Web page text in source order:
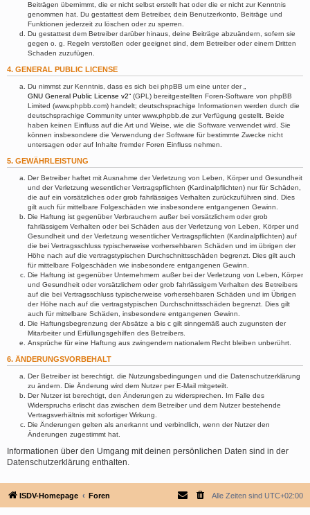
Beiträgen übernimmt, die er nicht selbst erstellt hat oder die er nicht zur Kenntnis
genommen hat. Du gestattest dem Betreiber, dein Benutzerkonto, Beiträge und
Funktionen jederzeit zu löschen oder zu sperren.
Du gestattest dem Betreiber darüber hinaus, deine Beiträge abzuändern, sofern sie
gegen o. g. Regeln verstoßen oder geeignet sind, dem Betreiber oder einem Dritten
Schaden zuzufügen.
4. GENERAL PUBLIC LICENSE
Du nimmst zur Kenntnis, dass es sich bei phpBB um eine unter der „
GNU General Public License v2“ (GPL) bereitgestellten Foren-Software von phpBB
Limited (www.phpbb.com) handelt; deutschsprachige Informationen werden durch die
deutschsprachige Community unter www.phpbb.de zur Verfügung gestellt. Beide
haben keinen Einfluss auf die Art und Weise, wie die Software verwendet wird. Sie
können insbesondere die Verwendung der Software für bestimmte Zwecke nicht
untersagen oder auf Inhalte fremder Foren Einfluss nehmen.
5. GEWÄHRLEISTUNG
Der Betreiber haftet mit Ausnahme der Verletzung von Leben, Körper und Gesundheit
und der Verletzung wesentlicher Vertragspflichten (Kardinalpflichten) nur für Schäden,
die auf ein vorsätzliches oder grob fahrlässiges Verhalten zurückzuführen sind. Dies
gilt auch für mittelbare Folgeschäden wie insbesondere entgangenen Gewinn.
Die Haftung ist gegenüber Verbrauchern außer bei vorsätzlichem oder grob
fahrlässigem Verhalten oder bei Schäden aus der Verletzung von Leben, Körper und
Gesundheit und der Verletzung wesentlicher Vertragspflichten (Kardinalpflichten) auf
die bei Vertragsschluss typischerweise vorhersehbaren Schäden und im übrigen der
Höhe nach auf die vertragstypischen Durchschnittsschäden begrenzt. Dies gilt auch
für mittelbare Folgeschäden wie insbesondere entgangenen Gewinn.
Die Haftung ist gegenüber Unternehmern außer bei der Verletzung von Leben, Körper
und Gesundheit oder vorsätzlichem oder grob fahrlässigem Verhalten des Betreibers
auf die bei Vertragsschluss typischerweise vorhersehbaren Schäden und im Übrigen
der Höhe nach auf die vertragstypischen Durchschnittsschäden begrenzt. Dies gilt
auch für mittelbare Schäden, insbesondere entgangenen Gewinn.
Die Haftungsbegrenzung der Absätze a bis c gilt sinngemäß auch zugunsten der
Mitarbeiter und Erfüllungsgehilfen des Betreibers.
Ansprüche für eine Haftung aus zwingendem nationalem Recht bleiben unberührt.
6. ÄNDERUNGSVORBEHALT
Der Betreiber ist berechtigt, die Nutzungsbedingungen und die Datenschutzerklärung
zu ändern. Die Änderung wird dem Nutzer per E-Mail mitgeteilt.
Der Nutzer ist berechtigt, den Änderungen zu widersprechen. Im Falle des
Widerspruchs erlischt das zwischen dem Betreiber und dem Nutzer bestehende
Vertragsverhältnis mit sofortiger Wirkung.
Die Änderungen gelten als anerkannt und verbindlich, wenn der Nutzer den
Änderungen zugestimmt hat.
Informationen über den Umgang mit deinen persönlichen Daten sind in der
Datenschutzerklärung enthalten.
ISDV-Homepage Foren Alle Zeiten sind UTC+02:00